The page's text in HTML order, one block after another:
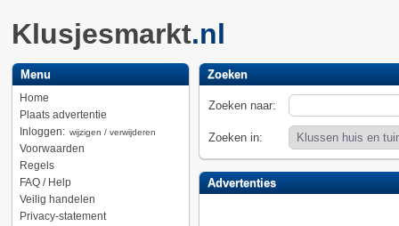
Klusjesmarkt.nl
Menu
Home
Plaats advertentie
Inloggen: wijzigen / verwijderen
Voorwaarden
Regels
FAQ / Help
Veilig handelen
Privacy-statement
Zoeken
Zoeken naar:
Zoeken in:
Advertenties